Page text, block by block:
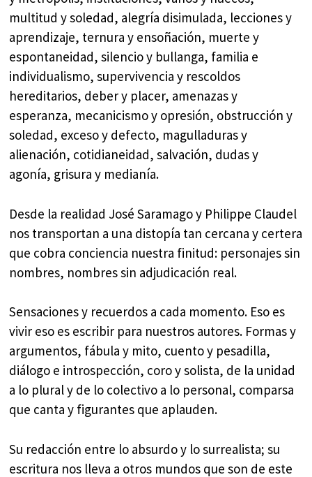
multitud y soledad, alegría disimulada, lecciones y
aprendizaje, ternura y ensoñación, muerte y
espontaneidad, silencio y bullanga, familia e
individualismo, supervivencia y rescoldos
hereditarios, deber y placer, amenazas y
esperanza, mecanicismo y opresión, obstrucción y
soledad, exceso y defecto, magulladuras y
alienación, cotidianeidad, salvación, dudas y
agonía, grisura y medianía.
Desde la realidad José Saramago y Philippe Claudel
nos transportan a una distopía tan cercana y certera
que cobra conciencia nuestra finitud: personajes sin
nombres, nombres sin adjudicación real.
Sensaciones y recuerdos a cada momento. Eso es
vivir eso es escribir para nuestros autores. Formas y
argumentos, fábula y mito, cuento y pesadilla,
diálogo e introspección, coro y solista, de la unidad
a lo plural y de lo colectivo a lo personal, comparsa
que canta y figurantes que aplauden.
Su redacción entre lo absurdo y lo surrealista; su
escritura nos lleva a otros mundos que son de este